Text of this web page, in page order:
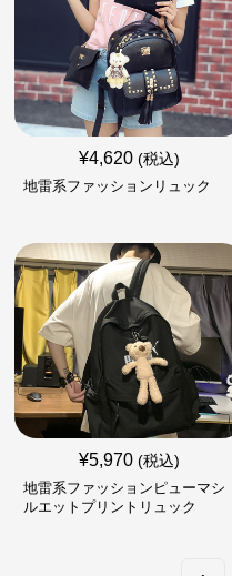
¥4,620 (税込)
地雷系ファッションリュック
¥5,970 (税込)
地雷系ファッションピューマシ
ルエットプリントリュック